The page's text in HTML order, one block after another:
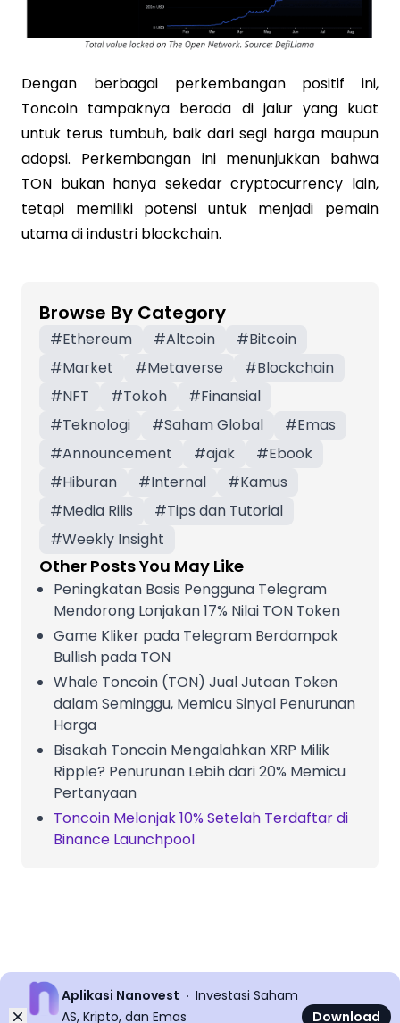
Dengan berbagai perkembangan positif ini,
Toncoin tampaknya berada di jalur yang kuat
untuk terus tumbuh, baik dari segi harga maupun
adopsi. Perkembangan ini menunjukkan bahwa
TON bukan hanya sekedar cryptocurrency lain,
tetapi memiliki potensi untuk menjadi pemain
utama di industri blockchain.
Browse By Category
#Ethereum #Altcoin #Bitcoin
#Market #Metaverse #Blockchain
#NFT #Tokoh #Finansial
#Teknologi #Saham Global #Emas
#Announcement #ajak #Ebook
#Hiburan #Internal #Kamus
#Media Rilis #Tips dan Tutorial
#Weekly Insight
Other Posts You May Like
Peningkatan Basis Pengguna Telegram
Mendorong Lonjakan 17% Nilai TON Token
Game Kliker pada Telegram Berdampak
Bullish pada TON
Whale Toncoin (TON) Jual Jutaan Token
dalam Seminggu, Memicu Sinyal Penurunan
Harga
Bisakah Toncoin Mengalahkan XRP Milik
Ripple? Penurunan Lebih dari 20% Memicu
Pertanyaan
Toncoin Melonjak 10% Setelah Terdaftar di
Binance Launchpool
Dismiss
Aplikasi Nanovest
Investasi Saham
AS, Kripto, dan Emas
Download